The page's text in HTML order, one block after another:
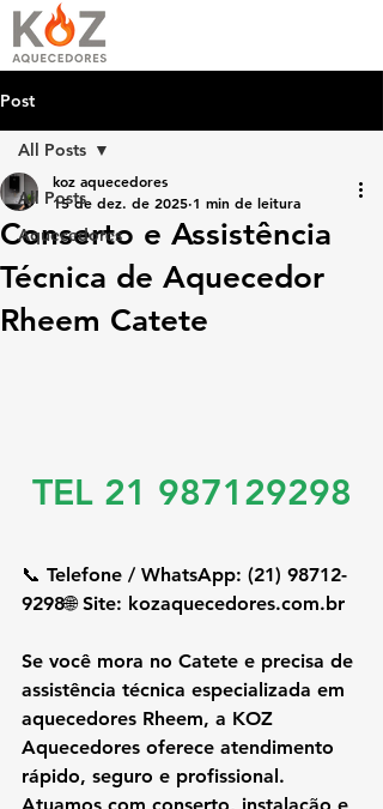
Post
All Posts
Aquecedores
All Posts
Conserto e Assistência
Técnica de Aquecedor
Rheem Catete
koz aquecedores
15 de dez. de 2025 1 min de leitura
TEL 21 987129298
📞 Telefone / WhatsApp: (21) 98712-
9298🌐 Site: kozaquecedores.com.br
Se você mora no Catete e precisa de
assistência técnica especializada em
aquecedores Rheem, a KOZ
Aquecedores oferece atendimento
rápido, seguro e profissional.